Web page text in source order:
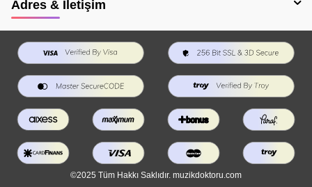
Adres & İletişim
©2025 Tüm Hakkı Saklıdır. muzikdoktoru.com